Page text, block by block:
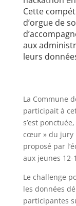
Cette
d’orgue de
aux
leurs
La Commune
participait à
s’est
cœur » du jury
proposé par
aux jeunes 12-
Le challenge
les données
participantes